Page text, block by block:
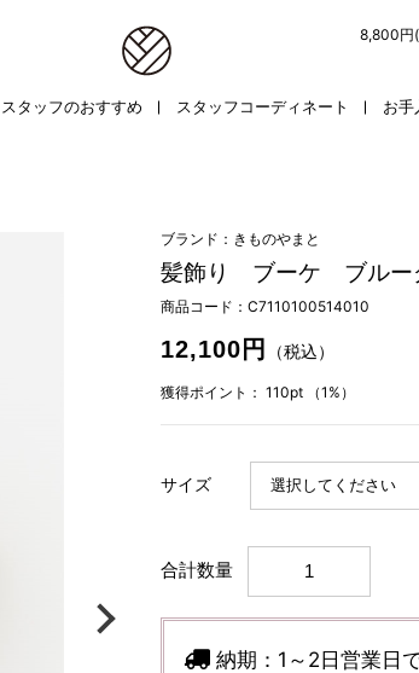
8,800円
スタッフのおすすめ スタッフコーディネート お手
ブランド：きものやまと
髪飾り ブーケ ブルー
商品コード： C7110100514010
12,100円 （税込）
獲得ポイント： 110pt （1%）
サイズ
合計数量
納期： 1～2日営業日